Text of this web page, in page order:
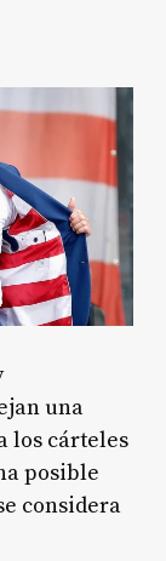
una
los cárteles
posible
considera